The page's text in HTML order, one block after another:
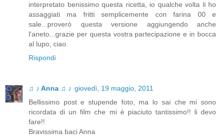
interpretato benissimo questa ricetta, io qualche volta li ho
assaggiati ma fritti semplicemente con farina 00 e
sale...proverò questa versione aggiungendo anche
l'aneto...grazie per questa vostra partecipazione e in bocca
al lupo, ciao.
Rispondi
♫ ♪ Anna ♫ ♪ giovedì, 19 maggio, 2011
Bellissimo post e stupende foto, ma lo sai che mi sono
ricordata di un film che mi è piaciuto tantissimo!! li devo
fare!!
Bravissima baci Anna